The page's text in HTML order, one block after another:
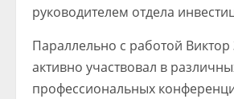
руководителем отдела
Параллельно с работой Виктор
активно участвовал в
профессиональных